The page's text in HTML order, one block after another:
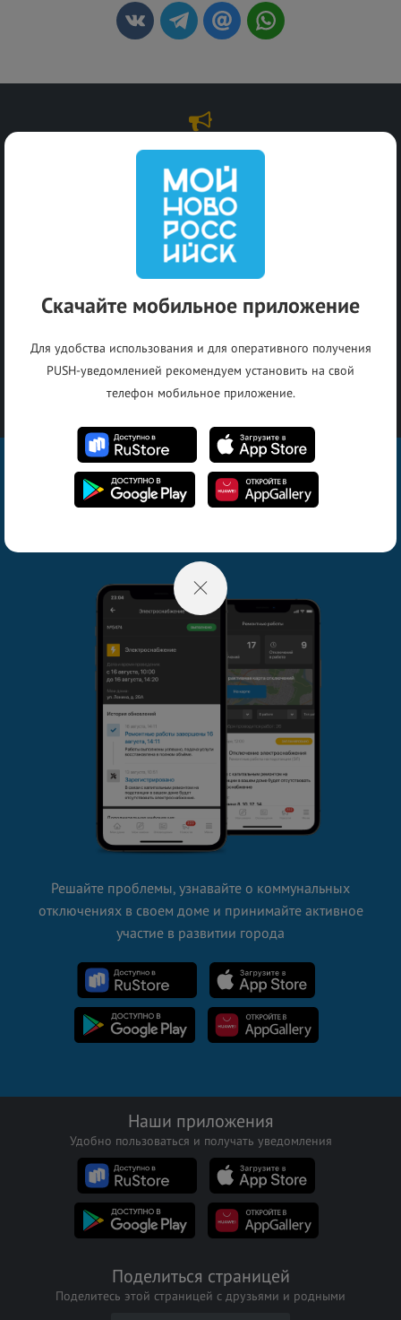
Популярные оповещения
Установите приложение
Решайте проблемы, узнавайте о коммунальных
отключениях в своем доме и принимайте активное
участие в развитии города
Наши приложения
Удобно пользоваться и получать уведомления
Поделиться страницей
Поделитесь этой страницей с друзьями и родными
Скачайте мобильное приложение
Для удобства использования и для оперативного получения
PUSH-уведомленией рекомендуем установить на свой
телефон мобильное приложение.